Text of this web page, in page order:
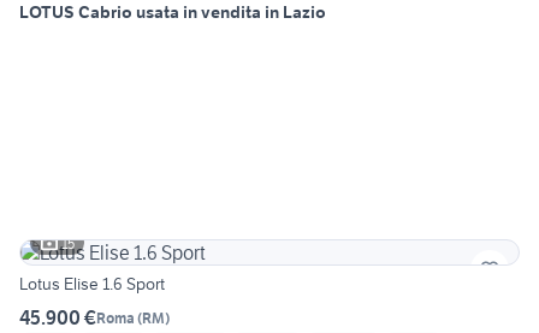
LOTUS Cabrio usata in vendita in Lazio
15
Lotus Elise 1.6 Sport
45.900 €Roma (RM)